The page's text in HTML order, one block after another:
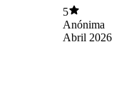
5
Anónima
Abril 2026